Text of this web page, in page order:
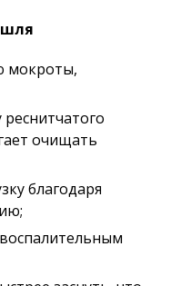
мокроты,
очищать
благодаря